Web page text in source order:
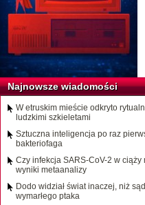
Najnowsze wiadomości
W etruskim mieście odkryto
ludzkimi szkieletami
Sztuczna inteligencja po raz
bakteriofaga
Czy infekcja SARS-CoV-2 w
wyniki metaanalizy
Dodo widział świat inaczej, niż
wymarłego ptaka